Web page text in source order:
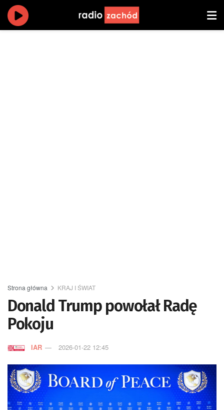
Strona główna KRAJ I ŚWIAT
Donald Trump powołał Radę
Pokoju
IAR 2026-01-22 12:45